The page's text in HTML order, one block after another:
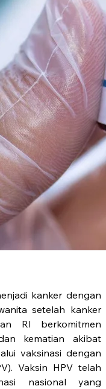
kanker dengan
setelah kanker
RI berkomitmen
kematian akibat
vaksinasi dengan
Vaksin HPV telah
nasional yang